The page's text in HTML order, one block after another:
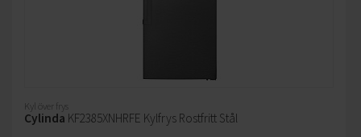
Kyl över frys
Cylinda KF2385XNHRFE Kylfrys Rostfritt Stål